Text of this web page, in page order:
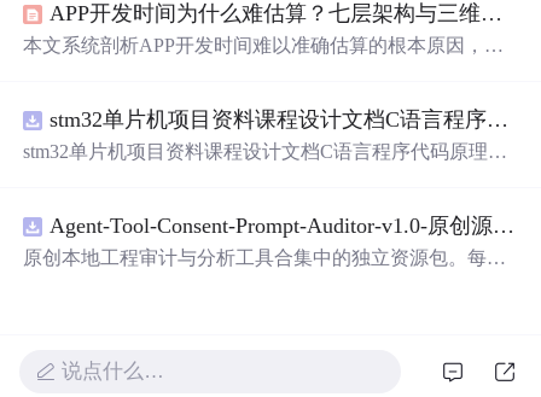
方向和其他常用词汇。这不仅是一份方言学习资料，也是
对家乡文化的珍贵记录。
APP开发时间为什么难估算？七层架构与三维工时拆解
本文系统剖析APP开发时间难以准确估算的根本原因，提
一化、工时三维校准（开发/协作/保障）、风险缓冲量化、
团队能力映射和全链路沙盘推演五大技术估算方法。强调
stm32单片机项目资料课程设计文档C语言程序代码原理图电
stm32单片机项目资料课程设计文档C语言程序代码原理图
Agent-Tool-Consent-Prompt-Auditor-v1.0-原创源码与文档.zip
原创本地工程审计与分析工具合集中的独立资源包。每个
权声明。解压后进入project目录，执行npm test验证算法，
执行npm run report生成报告，也可通过本地静态服务器打
说点什么…